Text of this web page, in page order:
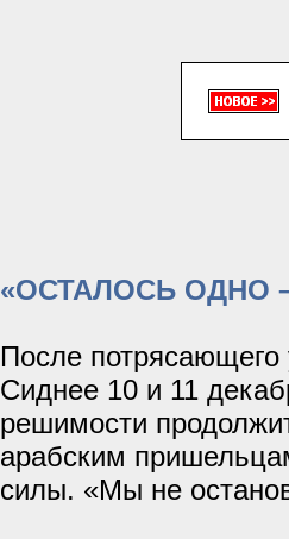
«ОСТАЛОСЬ ОДНО
После потрясающего
Сиднее 10 и 11
решимости
арабским
силы. «Мы не